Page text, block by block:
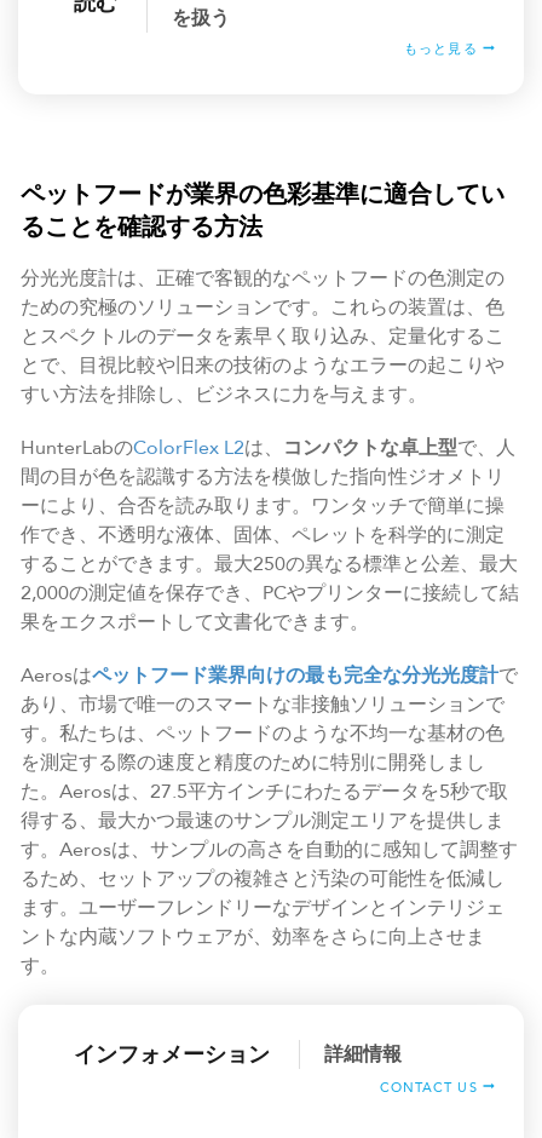
を扱う
もっと見る
ペットフードが業界の色彩基準に適合してい
ることを確認する方法
分光光度計は、正確で客観的なペットフードの色測定の
ための究極のソリューションです。これらの装置は、色
とスペクトルのデータを素早く取り込み、定量化するこ
とで、目視比較や旧来の技術のようなエラーの起こりや
すい方法を排除し、ビジネスに力を与えます。
HunterLabのColorFlex L2は、 コンパクトな卓上型で、人
間の目が色を認識する方法を模倣した指向性ジオメトリ
ーにより、合否を読み取ります。ワンタッチで簡単に操
作でき、不透明な液体、固体、ペレットを科学的に測定
することができます。最大250の異なる標準と公差、最大
2,000の測定値を保存でき、PCやプリンターに接続して結
果をエクスポートして文書化できます。
Aerosはペットフード業界向けの最も完全な分光光度計で
あり、市場で唯一のスマートな非接触ソリューションで
す。私たちは、ペットフードのような不均一な基材の色
を測定する際の速度と精度のために特別に開発しまし
た。Aerosは、27.5平方インチにわたるデータを5秒で取
得する、最大かつ最速のサンプル測定エリアを提供しま
す。Aerosは、サンプルの高さを自動的に感知して調整す
るため、セットアップの複雑さと汚染の可能性を低減し
ます。ユーザーフレンドリーなデザインとインテリジェ
ントな内蔵ソフトウェアが、効率をさらに向上させま
す。
インフォメーション 詳細情報
CONTACT US